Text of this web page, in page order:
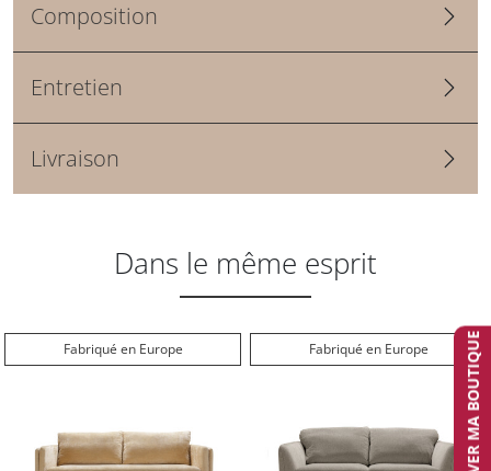
Composition
Entretien
Livraison
Dans le même esprit
Fabriqué en Europe Fabriqué en Europe TROUVER MA BOUTIQUE